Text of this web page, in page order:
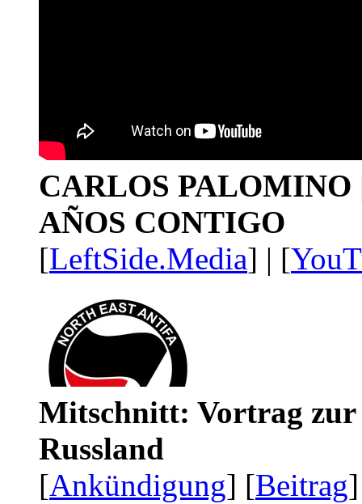
CARLOS PALOMINO
AÑOS CONTIGO
[LeftSide.Media] | [
Mitschnitt: Vortrag zur
Russland
[Ankündigung] [Beitrag